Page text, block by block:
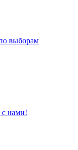
выборам
нами!